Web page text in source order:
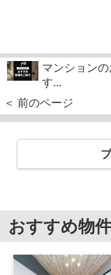
マンションの
す...
＜ 前のページ
おすすめ物件